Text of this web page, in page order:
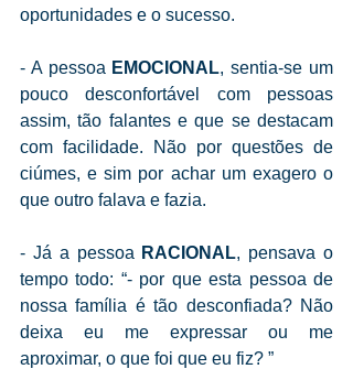
oportunidades e o sucesso.
- A pessoa EMOCIONAL, sentia-se um
pouco desconfortável com pessoas
assim, tão falantes e que se destacam
com facilidade. Não por questões de
ciúmes, e sim por achar um exagero o
que outro falava e fazia.
- Já a pessoa RACIONAL, pensava o
tempo todo: “- por que esta pessoa de
nossa família é tão desconfiada? Não
deixa eu me expressar ou me
aproximar, o que foi que eu fiz? ”